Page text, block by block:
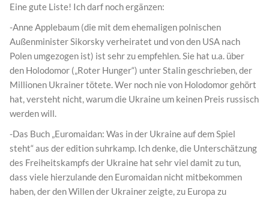
Eine gute Liste! Ich darf noch ergänzen:
-Anne Applebaum (die mit dem ehemaligen polnischen
Außenminister Sikorsky verheiratet und von den USA nach
Polen umgezogen ist) ist sehr zu empfehlen. Sie hat u.a. über
den Holodomor („Roter Hunger“) unter Stalin geschrieben, der
Millionen Ukrainer tötete. Wer noch nie von Holodomor gehört
hat, versteht nicht, warum die Ukraine um keinen Preis russisch
werden will.
-Das Buch „Euromaidan: Was in der Ukraine auf dem Spiel
steht“ aus der edition suhrkamp. Ich denke, die Unterschätzung
des Freiheitskampfs der Ukraine hat sehr viel damit zu tun,
dass viele hierzulande den Euromaidan nicht mitbekommen
haben, der den Willen der Ukrainer zeigte, zu Europa zu